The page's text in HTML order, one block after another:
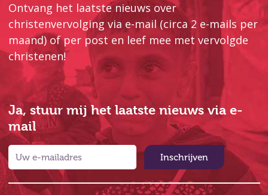
Ontvang het laatste nieuws over
christenvervolging via e-mail (circa 2 e-mails per
maand) of per post en leef mee met vervolgde
christenen!
Ja, stuur mij het laatste nieuws via e-
mail
Inschrijven